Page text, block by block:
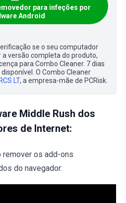
para infeções por
Android
se o seu computador
versão completa do produto,
para Combo Cleaner. 7 dias
O Combo Cleaner
RCS LT, a empresa-mãe de PCRisk.
Middle Rush dos
de Internet:
remover os add-ons
do navegador: